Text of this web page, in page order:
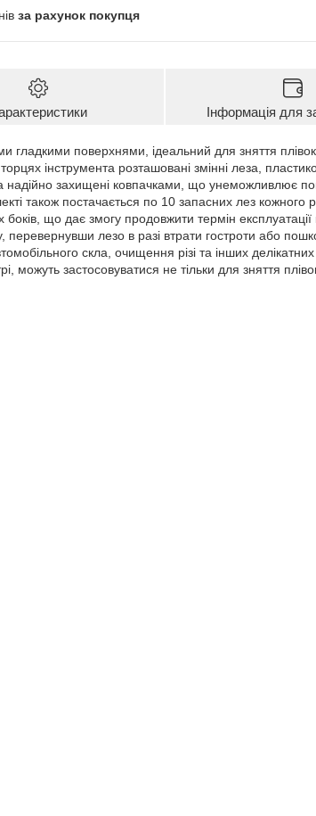
за рахунок покупця
Інформація для
поверхнями, ідеальний для зняття плівок
інструмента розташовані змінні леза,
захищені ковпачками, що унеможливлює
також постачається по 10 запасних лез кожного
що дає змогу продовжити термін експлуатації
перевернувши лезо в разі втрати гостроти або
скла, очищення різі та інших
можуть застосовуватися не тільки для зняття